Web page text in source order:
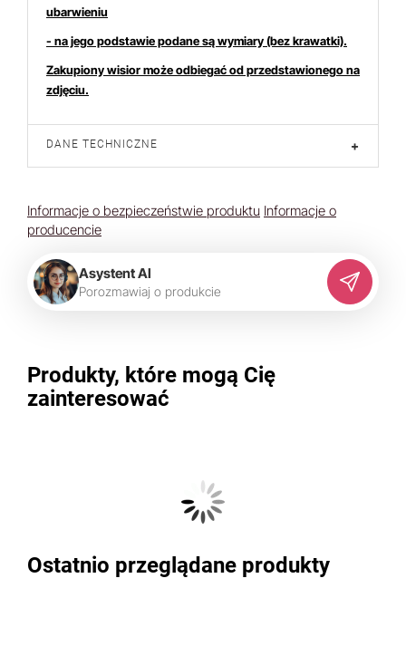
ubarwieniu
- na jego podstawie podane są wymiary (bez krawatki).
Zakupiony wisior może odbiegać od przedstawionego na
zdjęciu.
DANE TECHNICZNE +
Informacje o bezpieczeństwie produktu Informacje o
producencie
Asystent AI
Porozmawiaj o produkcie
Produkty, które mogą Cię
zainteresować
Ostatnio przeglądane produkty